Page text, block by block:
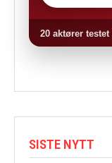
20 aktører testet
SISTE NYTT